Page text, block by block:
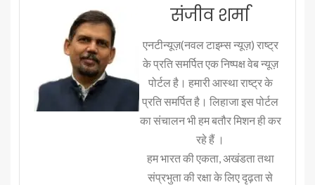
संजीव शर्मा
एनटीन्यूज़(नवल टाइम्स न्यूज़) राष्ट्र
के प्रति समर्पित एक निष्पक्ष वेब न्यूज़
पोर्टल है। हमारी आस्था राष्ट्र के
प्रति समर्पित है। लिहाजा इस पोर्टल
का संचालन भी हम बतौर मिशन ही कर
रहे हैं ।
हम भारत की एकता, अखंडता तथा
संप्रभुता की रक्षा के लिए दृढ़ता से